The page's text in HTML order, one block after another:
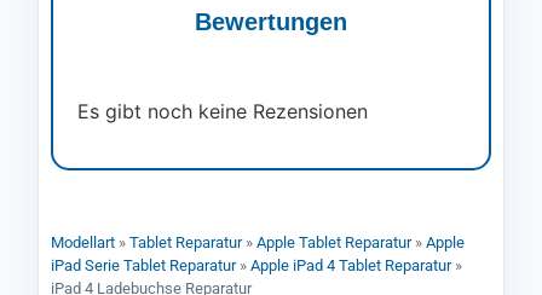
Bewertungen
Es gibt noch keine Rezensionen
Modellart » Tablet Reparatur» Apple Tablet Reparatur» Apple
iPad Serie Tablet Reparatur» Apple iPad 4 Tablet Reparatur»
iPad 4 Ladebuchse Reparatur